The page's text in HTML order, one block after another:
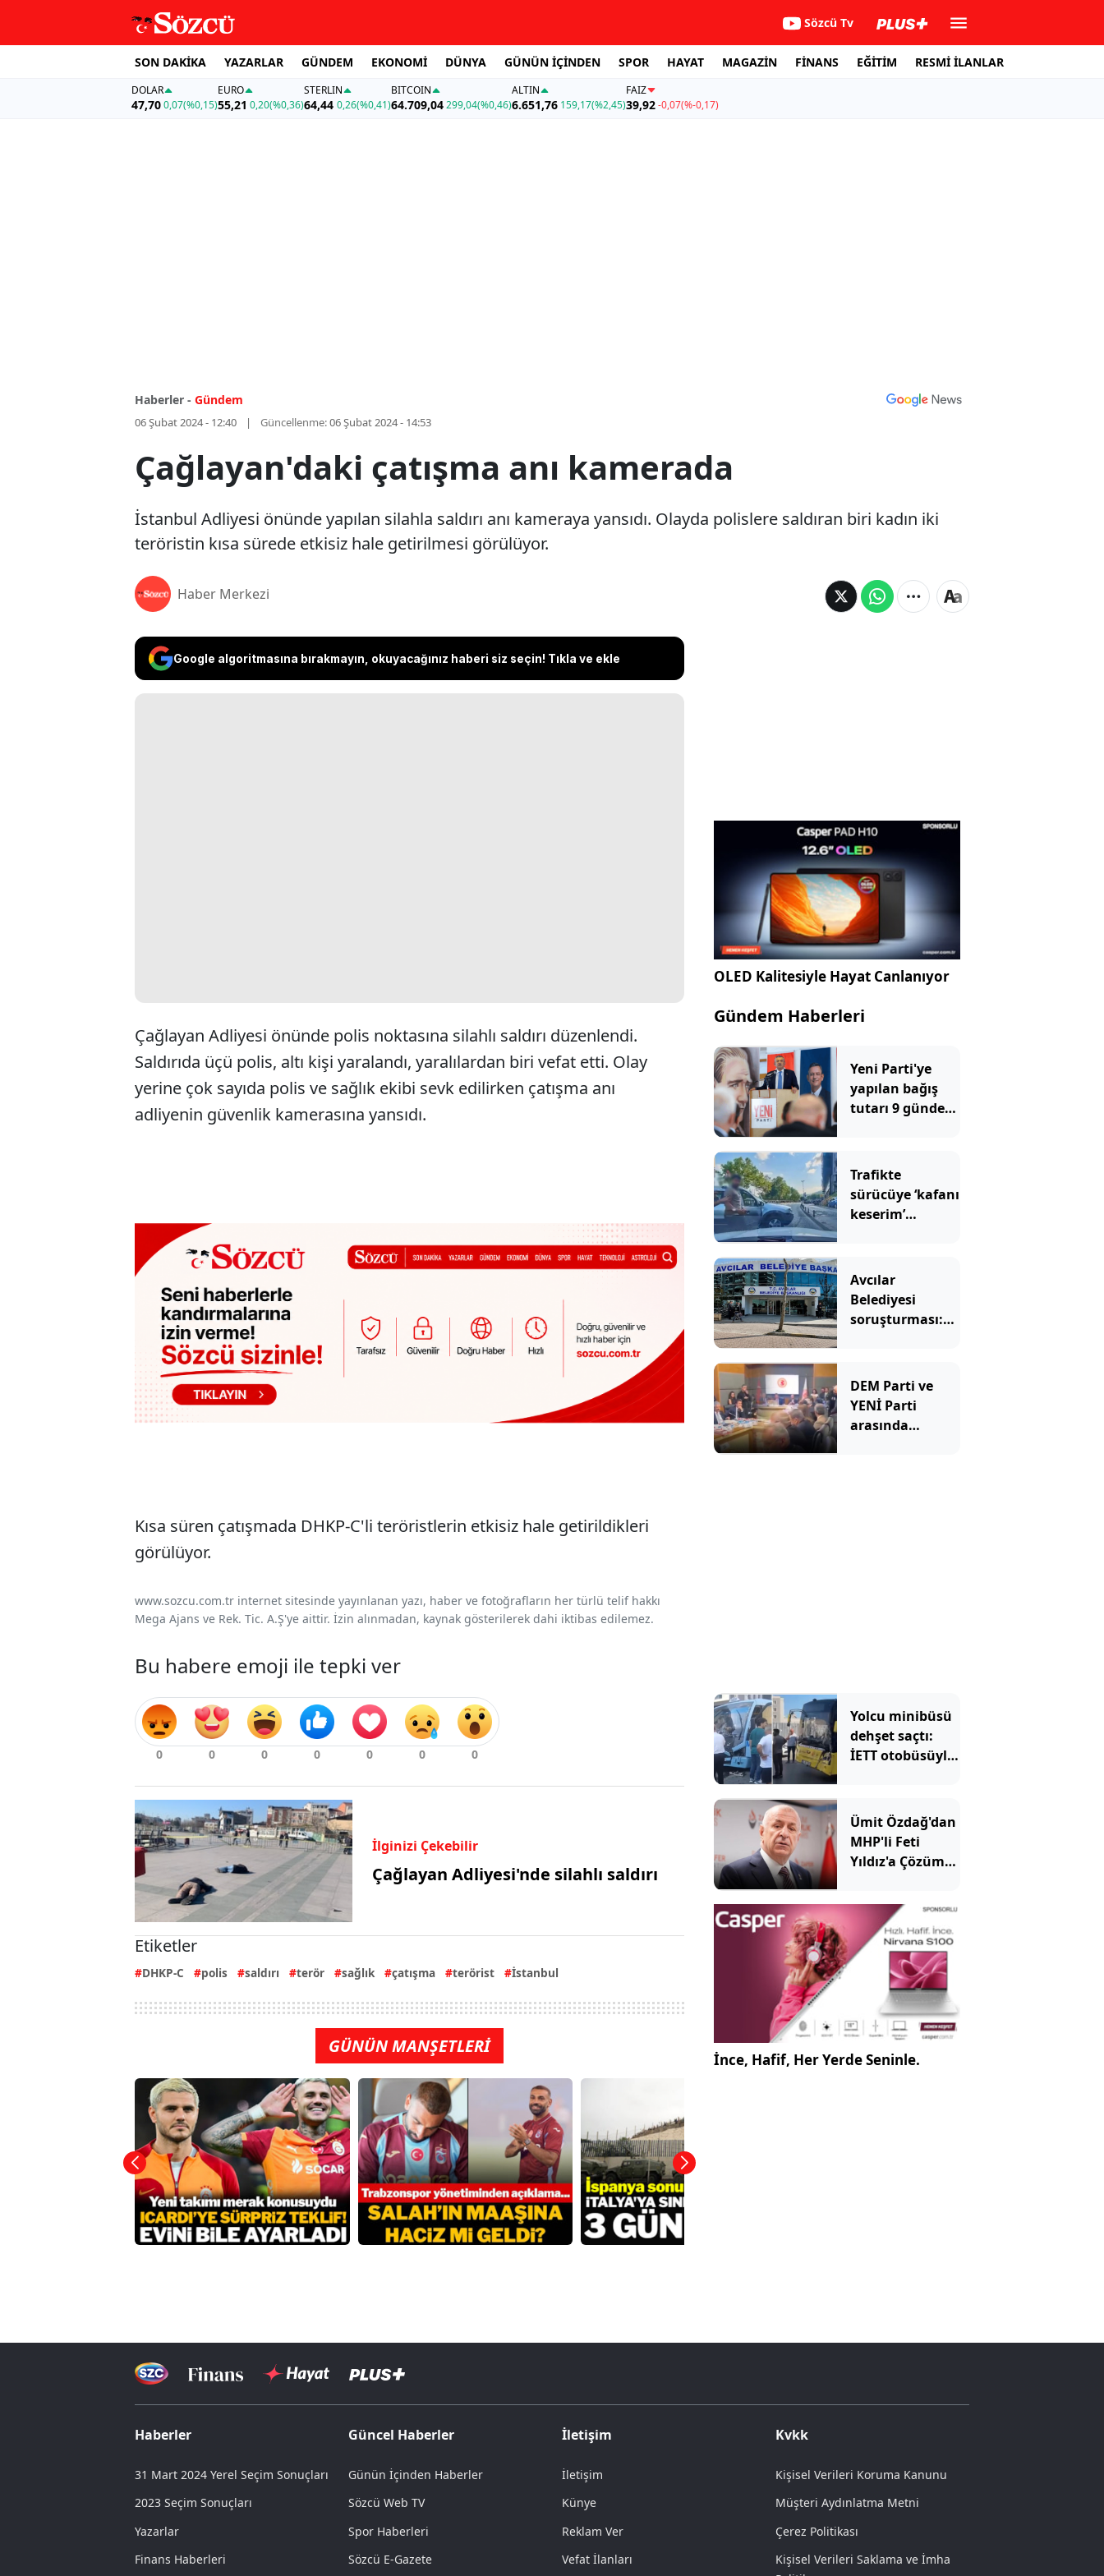
Sözcü Tv
SON DAKİKA YAZARLAR GÜNDEM EKONOMİ DÜNYA GÜNÜN İÇİNDEN SPOR HAYAT MAGAZİN FİNANS EĞİTİM RESMİ İLANLAR
DOLAR
47,700,07(%0,15)
EURO
55,21 0,20(%0,36)
STERLIN
64,44 0,26(%0,41)
BITCOIN
64.709,04299,04(%0,46)
ALTIN
6.651,76 159,17(%2,45)
FAİZ
39,92-0,07(%-0,17)
Haberler - Gündem
06 Şubat 2024 - 12:40 Güncellenme:06 Şubat 2024 - 14:53
Çağlayan'daki çatışma anı kamerada
İstanbul Adliyesi önünde yapılan silahla saldırı anı kameraya yansıdı. Olayda polislere saldıran biri kadın iki
teröristin kısa sürede etkisiz hale getirilmesi görülüyor.
Haber Merkezi
Google algoritmasına bırakmayın, okuyacağınız haberi siz seçin! Tıkla ve ekle
Çağlayan Adliyesi önünde polis noktasına silahlı saldırı düzenlendi.
Saldırıda üçü polis, altı kişi yaralandı, yaralılardan biri vefat etti. Olay
yerine çok sayıda polis ve sağlık ekibi sevk edilirken çatışma anı
adliyenin güvenlik kamerasına yansıdı.
Kısa süren çatışmada DHKP-C'li teröristlerin etkisiz hale getirildikleri
görülüyor.
www.sozcu.com.tr internet sitesinde yayınlanan yazı, haber ve fotoğrafların her türlü telif hakkı
Mega Ajans ve Rek. Tic. A.Ş'ye aittir. İzin alınmadan, kaynak gösterilerek dahi iktibas edilemez.
Bu habere emoji ile tepki ver
İlginizi Çekebilir
Çağlayan Adliyesi'nde silahlı saldırı
Etiketler
DHKP-C polis saldırı terör sağlık çatışma terörist İstanbul
GÜNÜN MANŞETLERİ
OLED Kalitesiyle Hayat Canlanıyor
Gündem Haberleri
Yeni Parti'ye
yapılan bağış
tutarı 9 günde
Trafikte
sürücüye ‘kafanı
keserim’
Avcılar
Belediyesi
soruşturması:
DEM Parti ve
YENİ Parti
arasında
Yolcu minibüsü
dehşet saçtı:
İETT otobüsüyle
Ümit Özdağ'dan
MHP'li Feti
Yıldız'a Çözüm
İnce, Hafif, Her Yerde Seninle.
Haberler
31 Mart 2024 Yerel Seçim Sonuçları
2023 Seçim Sonuçları
Yazarlar
Finans Haberleri
Güncel Haberler
Günün İçinden Haberler
Sözcü Web TV
Spor Haberleri
Sözcü E-Gazete
İletişim
İletişim
Künye
Reklam Ver
Vefat İlanları
Kvkk
Kişisel Verileri Koruma Kanunu
Müşteri Aydınlatma Metni
Çerez Politikası
Kişisel Verileri Saklama ve İmha